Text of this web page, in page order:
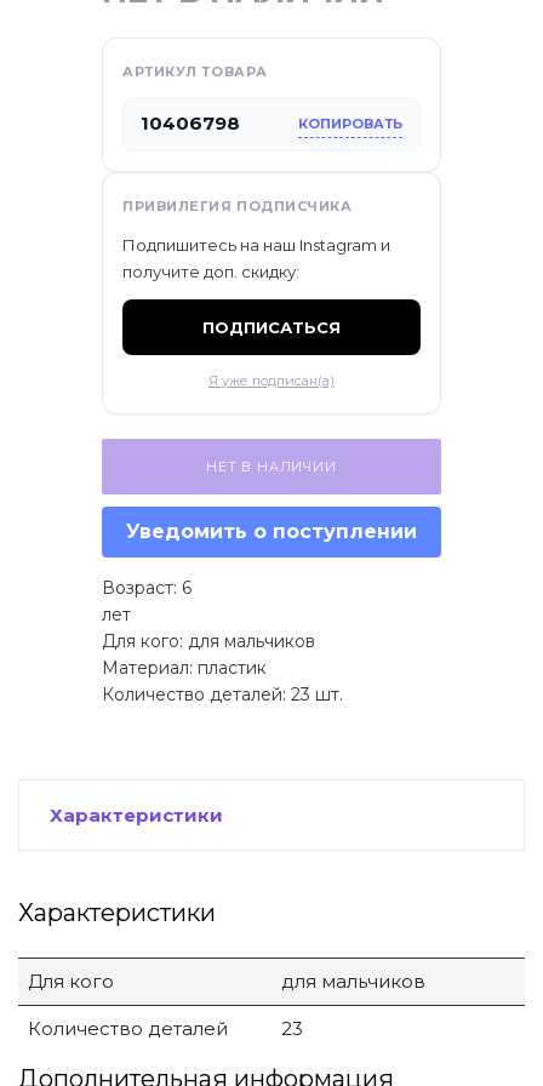
АРТИКУЛ ТОВАРА
10406798 КОПИРОВАТЬ
ПРИВИЛЕГИЯ ПОДПИСЧИКА
Подпишитесь на наш Instagram и
получите доп. скидку:
ПОДПИСАТЬСЯ
Я уже подписан(а)
НЕТ В НАЛИЧИИ
Уведомить о поступлении
Возраст: 6
лет
Для кого: для мальчиков
Материал: пластик
Количество деталей: 23 шт.
Характеристики
Характеристики
Для кого для мальчиков
Количество деталей 23
Дополнительная информация